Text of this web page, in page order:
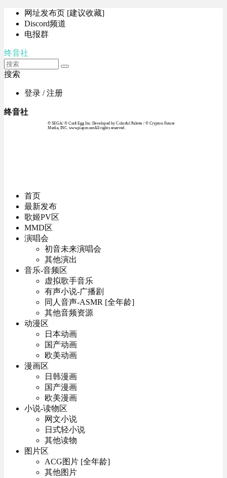
网址发布页 [建议收藏]
Discord频道
电报群
终音社
搜索
登录 / 注册
终音社
© SEGA / © Craft Egg Inc. Developed by Colorful Palette / © Crypton Future
Media, INC. www.piapro.netAll rights reserved.
首页
最新发布
歌姬PV区
MMD区
演唱会
初音未来演唱会
其他演出
音乐-音频区
虚拟歌手音乐
有声小说-广播剧
同人音声-ASMR [全年龄]
其他音频资源
动漫区
日本动画
国产动画
欧美动画
漫画区
日韩漫画
国产漫画
欧美漫画
小说-读物区
网文小说
日式轻小说
其他读物
图片区
ACG图片 [全年龄]
其他图片